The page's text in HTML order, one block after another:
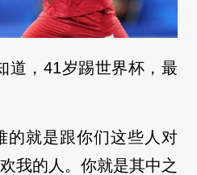
道，41岁踢世界杯，最
的就是跟你们这些人对
我的人。你就是其中之